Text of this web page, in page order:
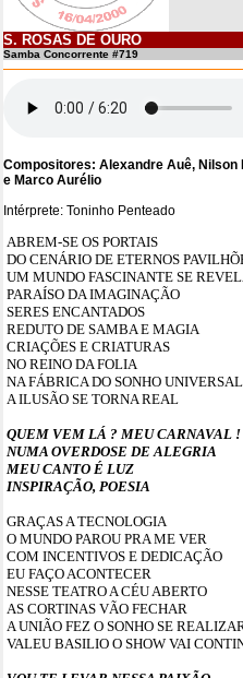
S. ROSAS DE OURO
Samba Concorrente #719
Compositores: Alexandre Auê, Nilson
e Marco Aurélio
Intérprete: Toninho Penteado
ABREM-SE OS PORTAIS
DO CENÁRIO DE ETERNOS
UM MUNDO FASCINANTE SE
PARAÍSO DA IMAGINAÇÃO
SERES ENCANTADOS
REDUTO DE SAMBA E MAGIA
CRIAÇÕES E CRIATURAS
NO REINO DA FOLIA
NA FÁBRICA DO SONHO UNIVERSAL
A ILUSÃO SE TORNA REAL
QUEM VEM LÁ ? MEU CARNAVAL !
NUMA OVERDOSE DE ALEGRIA
MEU CANTO É LUZ
INSPIRAÇÃO, POESIA
GRAÇAS A TECNOLOGIA
O MUNDO PAROU PRA ME VER
COM INCENTIVOS E DEDICAÇÃO
EU FAÇO ACONTECER
NESSE TEATRO A CÉU ABERTO
AS CORTINAS VÃO FECHAR
A UNIÃO FEZ O SONHO SE
VALEU BASILIO O SHOW VAI